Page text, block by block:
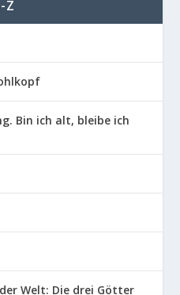
Z
Bin ich alt, bleibe ich
Welt: Die drei Götter